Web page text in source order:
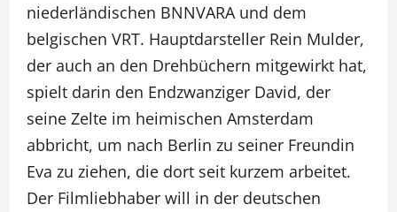
niederländischen BNNVARA und dem
belgischen VRT. Hauptdarsteller Rein Mulder,
der auch an den Drehbüchern mitgewirkt hat,
spielt darin den Endzwanziger David, der
seine Zelte im heimischen Amsterdam
abbricht, um nach Berlin zu seiner Freundin
Eva zu ziehen, die dort seit kurzem arbeitet.
Der Filmliebhaber will in der deutschen